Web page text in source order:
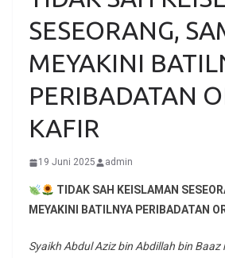
SESEORANG,
MEYAKINI
PERIBADATAN
KAFIR
19 Juni 2025 admin
TIDAK SAH KEISLAMAN
MEYAKINI BATILNYA PERIBADATAN
Syaikh Abdul Aziz bin Abdillah bin